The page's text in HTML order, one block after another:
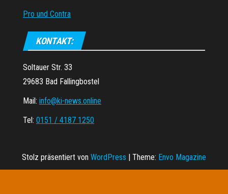
Pro und Contra
KONTAKT:
Soltauer Str. 33
29683 Bad Fallingbostel
Mail: info@ki-news.online
Tel: 0151 / 4187 1250
Stolz präsentiert von WordPress | Theme: Envo Magazine